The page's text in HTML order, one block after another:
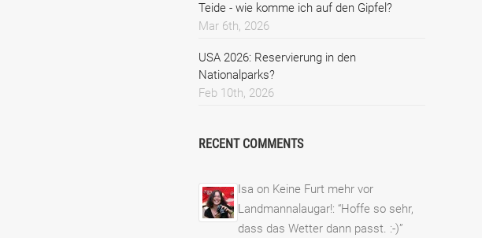
Teide - wie komme ich auf den Gipfel?
Mar 6th, 2026
USA 2026: Reservierung in den
Nationalparks?
Feb 10th, 2026
RECENT COMMENTS
Isa on Keine Furt mehr vor
Landmannalaugar!: “Hoffe so sehr,
dass das Wetter dann passt. :-)”